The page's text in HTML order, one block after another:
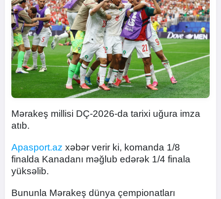
Mərakeş millisi DÇ-2026-da tarixi uğura imza
atıb.
Apasport.az xəbər verir ki, komanda 1/8
finalda Kanadanı məğlub edərək 1/4 finala
yüksəlib.
Bununla Mərakeş dünya çempionatları